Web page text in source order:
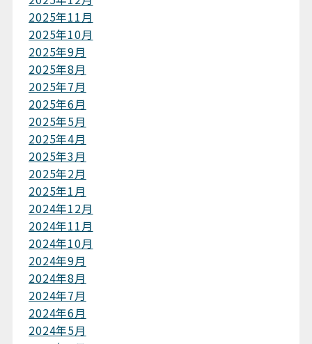
2025年11月
2025年10月
2025年9月
2025年8月
2025年7月
2025年6月
2025年5月
2025年4月
2025年3月
2025年2月
2025年1月
2024年12月
2024年11月
2024年10月
2024年9月
2024年8月
2024年7月
2024年6月
2024年5月